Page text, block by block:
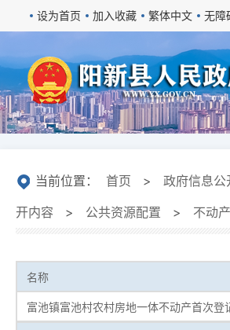
设为首页 加入收藏 繁体中文 无障
当前位置： 首页 > 政府信息公
开内容
> 公共资源配置 > 不动
名称
富池镇富池村农村房地一体不动产首次登